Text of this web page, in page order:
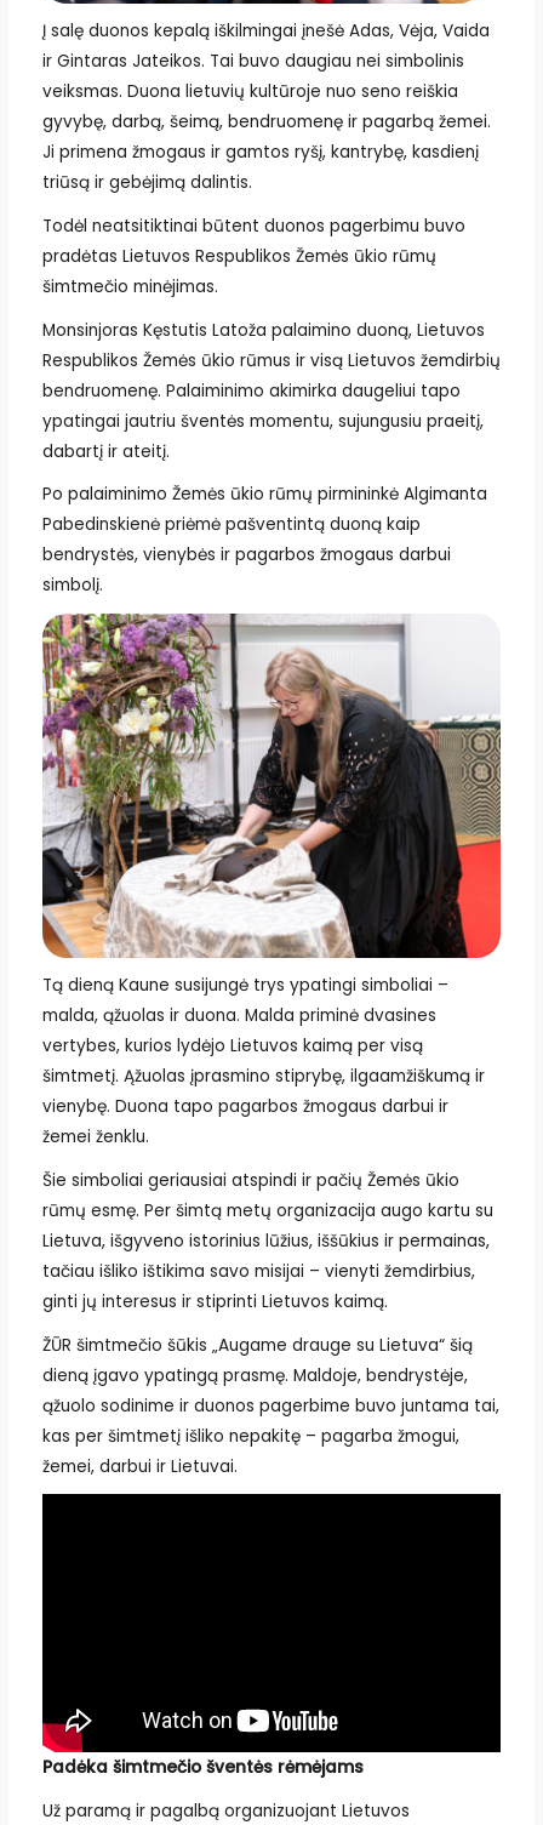
Į salę duonos kepalą iškilmingai įnešė Adas, Vėja, Vaida
ir Gintaras Jateikos. Tai buvo daugiau nei simbolinis
veiksmas. Duona lietuvių kultūroje nuo seno reiškia
gyvybę, darbą, šeimą, bendruomenę ir pagarbą žemei.
Ji primena žmogaus ir gamtos ryšį, kantrybę, kasdienį
triūsą ir gebėjimą dalintis.
Todėl neatsitiktinai būtent duonos pagerbimu buvo
pradėtas Lietuvos Respublikos Žemės ūkio rūmų
šimtmečio minėjimas.
Monsinjoras Kęstutis Latoža palaimino duoną, Lietuvos
Respublikos Žemės ūkio rūmus ir visą Lietuvos žemdirbių
bendruomenę. Palaiminimo akimirka daugeliui tapo
ypatingai jautriu šventės momentu, sujungusiu praeitį,
dabartį ir ateitį.
Po palaiminimo Žemės ūkio rūmų pirmininkė Algimanta
Pabedinskienė priėmė pašventintą duoną kaip
bendrystės, vienybės ir pagarbos žmogaus darbui
simbolį.
Tą dieną Kaune susijungė trys ypatingi simboliai –
malda, ąžuolas ir duona. Malda priminė dvasines
vertybes, kurios lydėjo Lietuvos kaimą per visą
šimtmetį. Ąžuolas įprasmino stiprybę, ilgaamžiškumą ir
vienybę. Duona tapo pagarbos žmogaus darbui ir
žemei ženklu.
Šie simboliai geriausiai atspindi ir pačių Žemės ūkio
rūmų esmę. Per šimtą metų organizacija augo kartu su
Lietuva, išgyveno istorinius lūžius, iššūkius ir permainas,
tačiau išliko ištikima savo misijai – vienyti žemdirbius,
ginti jų interesus ir stiprinti Lietuvos kaimą.
ŽŪR šimtmečio šūkis „Augame drauge su Lietuva“ šią
dieną įgavo ypatingą prasmę. Maldoje, bendrystėje,
ąžuolo sodinime ir duonos pagerbime buvo juntama tai,
kas per šimtmetį išliko nepakitę – pagarba žmogui,
žemei, darbui ir Lietuvai.
Padėka šimtmečio šventės rėmėjams
Už paramą ir pagalbą organizuojant Lietuvos